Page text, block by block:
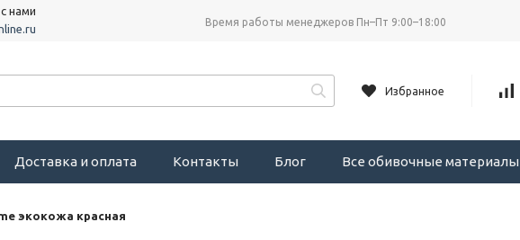
нами
Время работы менеджеров Пн–Пт 9:00–18:00
Избранное
Доставка и оплата Контакты Блог Все обивочные материалы
экокожа красная